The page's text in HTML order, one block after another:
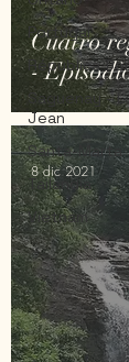
Portugal
Républica
Saguenay -
Jean
Santa-Marta
Tailandia
Vietnam
Cuatro
-
8 dic 2021